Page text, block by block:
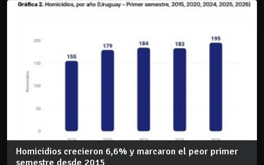
Homicidios crecieron 6,6% y marcaron el peor primer